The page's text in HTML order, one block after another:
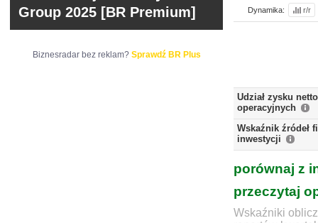
Dynamika: r/r
Udział zysku
operacyjnych
Wskaźnik źródeł
inwestycji
porównaj z
przeczytaj
Wskaźniki
Group 2025 [BR Premium]
Biznesradar bez reklam? Sprawdź BR Plus